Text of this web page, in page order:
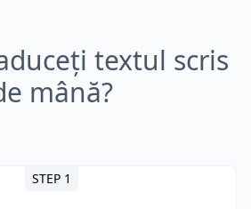
textul scris
mână?
STEP 1